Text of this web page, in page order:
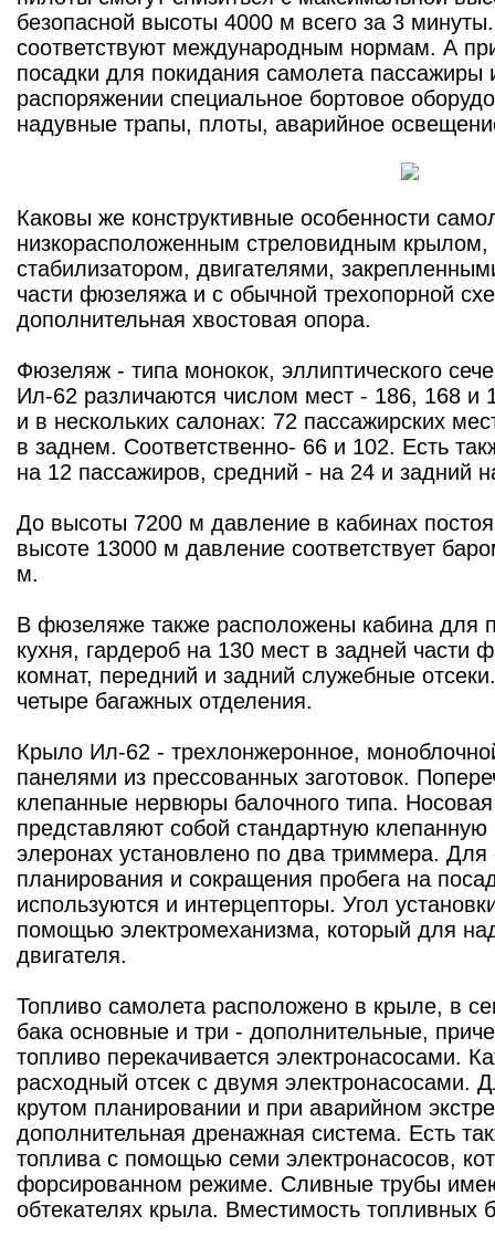
безопасной высоты 4000 м всего за 3
соответствуют международным нормам. А
посадки для покидания самолета
распоряжении специальное бортовое
надувные трапы, плоты, аварийное
Каковы же конструктивные особенности
низкорасположенным стреловидным
стабилизатором, двигателями,
части фюзеляжа и с обычной трехопорной
дополнительная хвостовая опора.
Фюзеляж - типа монокок, эллиптического
Ил-62 различаются числом мест - 186, 168 и
и в нескольких салонах: 72 пассажирских
в заднем. Соответственно- 66 и 102. Есть
на 12 пассажиров, средний - на 24 и задний
До высоты 7200 м давление в кабинах
высоте 13000 м давление соответствует
м.
В фюзеляже также расположены кабина для
кухня, гардероб на 130 мест в задней части
комнат, передний и задний служебные
четыре багажных отделения.
Крыло Ил-62 - трехлонжеронное,
панелями из прессованных заготовок.
клепанные нервюры балочного типа.
представляют собой стандартную
элеронах установлено по два триммера. Для
планирования и сокращения пробега на
используются и интерцепторы. Угол
помощью электромеханизма, который для
двигателя.
Топливо самолета расположено в крыле, в
бака основные и три - дополнительные,
топливо перекачивается электронасосами.
расходный отсек с двумя электронасосами.
крутом планировании и при аварийном
дополнительная дренажная система. Есть
топлива с помощью семи электронасосов,
форсированном режиме. Сливные трубы
обтекателях крыла. Вместимость топливных